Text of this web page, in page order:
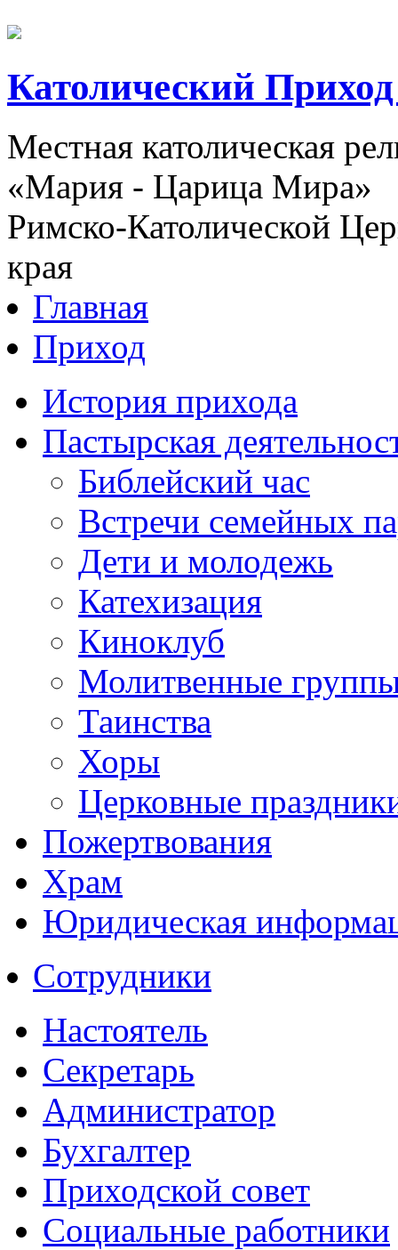
Католический
Местная католическая
«Мария - Царица Мира»
Римско-Католической
края
Главная
Приход
История прихода
Пастырская
Библейский час
Встречи семейных
Дети и молодежь
Катехизация
Киноклуб
Молитвенные
Таинства
Хоры
Церковные
Пожертвования
Храм
Юридическая
Сотрудники
Настоятель
Секретарь
Администратор
Бухгалтер
Приходской совет
Социальные работники